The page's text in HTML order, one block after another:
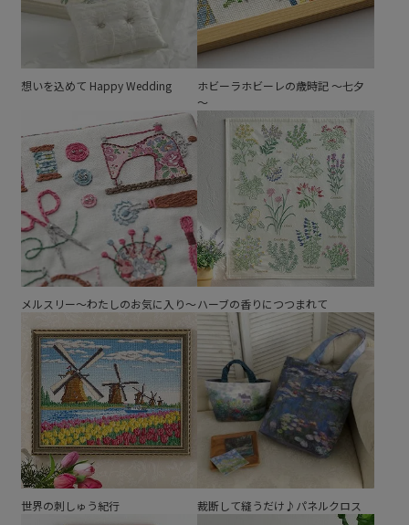
想いを込めて Happy Wedding
ホビーラホビーレの歳時記 ～七夕
～
メルスリー～わたしのお気に入り～ハーブの香りにつつまれて
世界の刺しゅう紀行 裁断して縫うだけ♪パネルクロス